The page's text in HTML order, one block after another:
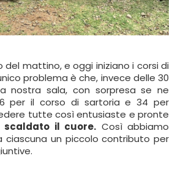
del mattino, e oggi iniziano i corsi di
problema è che, invece delle 30
nostra sala, con sorpresa se ne
per il corso di sartoria e 34 per
tutte così entusiaste e pronte
scaldato il cuore. Così abbiamo
ciascuna un piccolo contributo per